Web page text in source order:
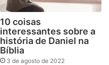
10 coisas
interessantes sobre a
história de Daniel na
Bíblia
3 de agosto de 2022